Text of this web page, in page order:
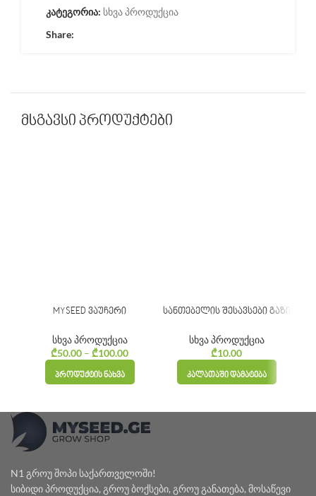
კატეგორია: სხვა პროდუქცია
Share:
მსგავსი პროდუქტები
MYSEED ვაუჩერი
სხვა პროდუქცია
₾50.00 – ₾100.00
range:
₾50.00
ᲞᲠᲝᲓᲣᲥᲢᲘᲡ ᲜᲐᲮᲕᲐ
სანთებელის შესავსები გაზი
სხვა პროდუქცია
₾10.00
ᲙᲐᲚᲐᲗᲐᲨᲘ ᲓᲐᲛᲐᲢᲔᲑᲐ
N1 გროუ შოპი საქართველოში!
სიბიდი პროდუქცია, გროუ ბოქსები, გროუ განათება, მოსაწევი